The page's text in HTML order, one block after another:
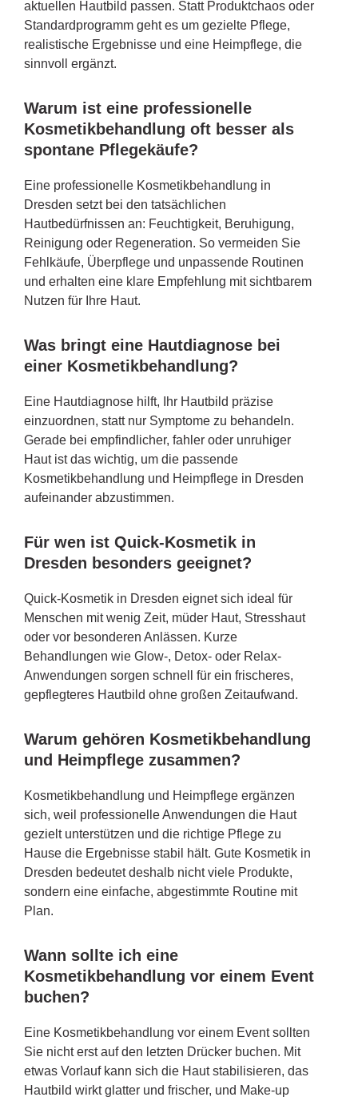
aktuellen Hautbild passen. Statt Produktchaos oder
Standardprogramm geht es um gezielte Pflege,
realistische Ergebnisse und eine Heimpflege, die
sinnvoll ergänzt.
Warum ist eine professionelle
Kosmetikbehandlung oft besser als
spontane Pflegekäufe?
Eine professionelle Kosmetikbehandlung in
Dresden setzt bei den tatsächlichen
Hautbedürfnissen an: Feuchtigkeit, Beruhigung,
Reinigung oder Regeneration. So vermeiden Sie
Fehlkäufe, Überpflege und unpassende Routinen
und erhalten eine klare Empfehlung mit sichtbarem
Nutzen für Ihre Haut.
Was bringt eine Hautdiagnose bei
einer Kosmetikbehandlung?
Eine Hautdiagnose hilft, Ihr Hautbild präzise
einzuordnen, statt nur Symptome zu behandeln.
Gerade bei empfindlicher, fahler oder unruhiger
Haut ist das wichtig, um die passende
Kosmetikbehandlung und Heimpflege in Dresden
aufeinander abzustimmen.
Für wen ist Quick-Kosmetik in
Dresden besonders geeignet?
Quick-Kosmetik in Dresden eignet sich ideal für
Menschen mit wenig Zeit, müder Haut, Stresshaut
oder vor besonderen Anlässen. Kurze
Behandlungen wie Glow-, Detox- oder Relax-
Anwendungen sorgen schnell für ein frischeres,
gepflegteres Hautbild ohne großen Zeitaufwand.
Warum gehören Kosmetikbehandlung
und Heimpflege zusammen?
Kosmetikbehandlung und Heimpflege ergänzen
sich, weil professionelle Anwendungen die Haut
gezielt unterstützen und die richtige Pflege zu
Hause die Ergebnisse stabil hält. Gute Kosmetik in
Dresden bedeutet deshalb nicht viele Produkte,
sondern eine einfache, abgestimmte Routine mit
Plan.
Wann sollte ich eine
Kosmetikbehandlung vor einem Event
buchen?
Eine Kosmetikbehandlung vor einem Event sollten
Sie nicht erst auf den letzten Drücker buchen. Mit
etwas Vorlauf kann sich die Haut stabilisieren, das
Hautbild wirkt glatter und frischer, und Make-up